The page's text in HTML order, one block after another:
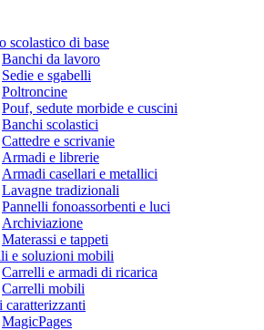
scolastico di base
Banchi da lavoro
Sedie e sgabelli
Poltroncine
Pouf, sedute morbide e cuscini
Banchi scolastici
Cattedre e scrivanie
Armadi e librerie
Armadi casellari e metallici
Lavagne tradizionali
Pannelli fonoassorbenti e luci
Archiviazione
Materassi e tappeti
e soluzioni mobili
Carrelli e armadi di ricarica
Carrelli mobili
caratterizzanti
MagicPages